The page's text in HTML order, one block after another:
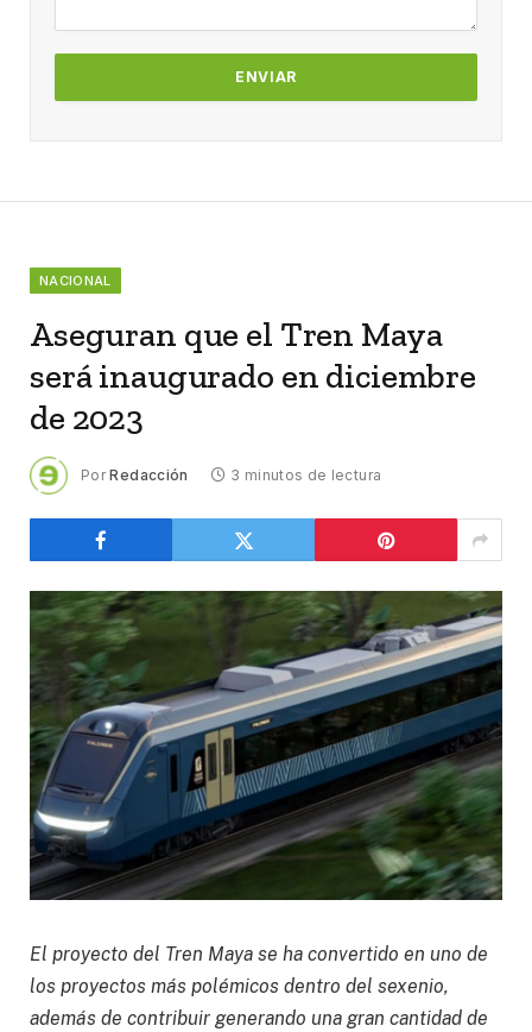
NACIONAL
Aseguran que el Tren Maya
será inaugurado en diciembre
de 2023
Por Redacción 3 minutos de lectura
El proyecto del Tren Maya se ha convertido en uno de
los proyectos más polémicos dentro del sexenio,
además de contribuir generando una gran cantidad de